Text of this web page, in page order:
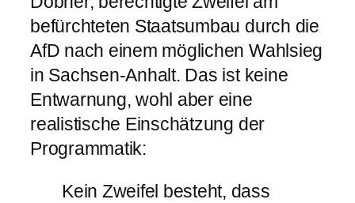
befürchteten Staatsumbau durch die
AfD nach einem möglichen Wahlsieg
in Sachsen-Anhalt. Das ist keine
Entwarnung, wohl aber eine
realistische Einschätzung der
Programmatik:
Kein Zweifel besteht, dass